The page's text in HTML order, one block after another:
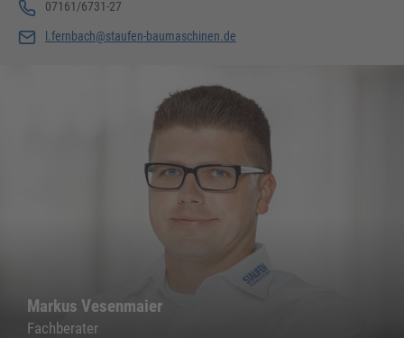
07161/6731-27
l.fernbach@staufen-baumaschinen.de
Markus Vesenmaier
Fachberater